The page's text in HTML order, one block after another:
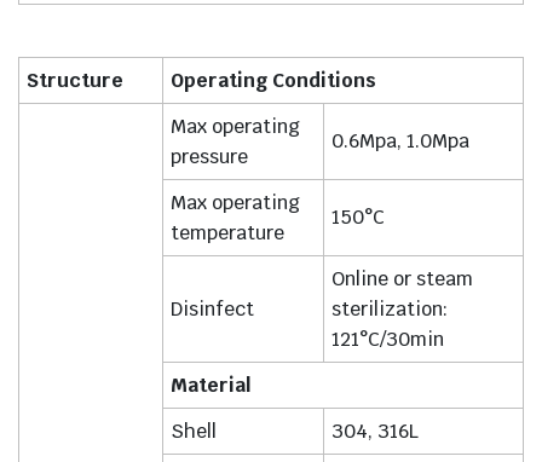
Structure
Operating Conditions
Max operating
pressure
0.6Mpa, 1.0Mpa
Max operating
temperature
150°C
Disinfect
Online or steam
sterilization:
121°C/30min
Material
Shell
304, 316L